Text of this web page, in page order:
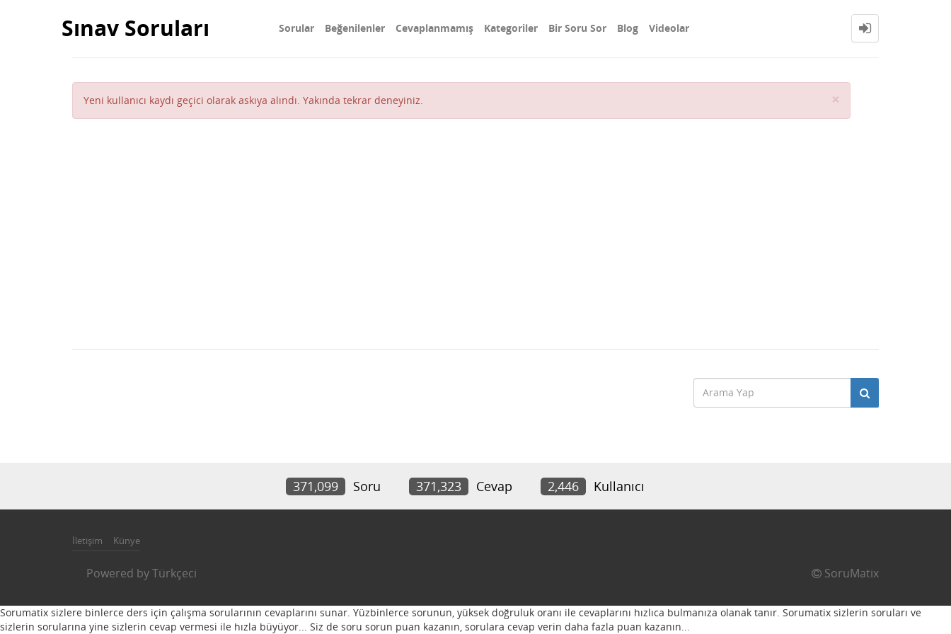
Sınav Soruları Sorular Beğenilenler Cevaplanmamış Kategoriler Bir Soru Sor Blog Videolar
Yeni kullanıcı kaydı geçici olarak askıya alındı. Yakında tekrar deneyiniz. ×
371,099 Soru 371,323 Cevap 2,446 Kullanıcı
İletişim Künye
Powered byTürkçeci SoruMatix
Sorumatix sizlere binlerce ders için çalışma sorularının cevaplarını sunar. Yüzbinlerce sorunun, yüksek doğruluk oranı ile cevaplarını hızlıca bulmanıza olanak tanır. Sorumatix sizlerin soruları ve
sizlerin sorularına yine sizlerin cevap vermesi ile hızla büyüyor... Siz de soru sorun puan kazanın, sorulara cevap verin daha fazla puan kazanın...